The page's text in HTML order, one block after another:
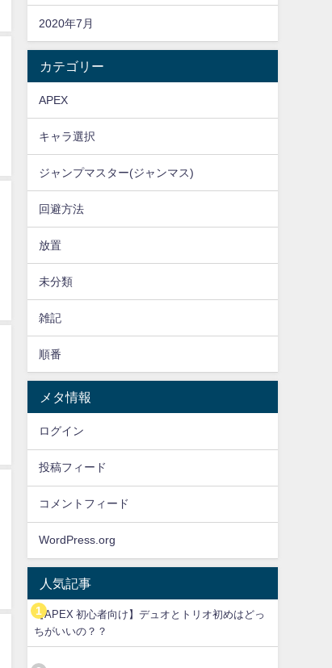
2020年7月
カテゴリー
APEX
キャラ選択
ジャンプマスター(ジャンマス)
回避方法
放置
未分類
雑記
順番
メタ情報
ログイン
投稿フィード
コメントフィード
WordPress.org
人気記事
【APEX 初心者向け】デュオとトリオ初めはどっ
ちがいいの？？